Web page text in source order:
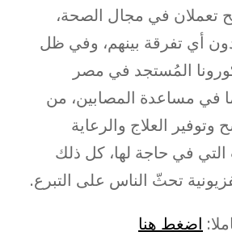
تعملان في مجال الصحة،
أي تفرقة بينهم، وفي ظل
المُستجد في مصر
في مساعدة المصابين، من
العلاج والرعاية
التي في حاجة لها، كل ذلك
تحثّ الناس على التبرع.
اضغط هنا